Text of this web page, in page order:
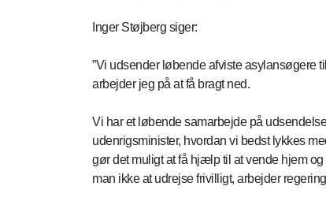
Inger Støjberg siger:
”Vi udsender løbende afviste asylansøgere
arbejder jeg på at få bragt ned.
Vi har et løbende samarbejde på
udenrigsminister, hvordan vi bedst lykkes
gør det muligt at få hjælp til at vende hjem
man ikke at udrejse frivilligt, arbejder